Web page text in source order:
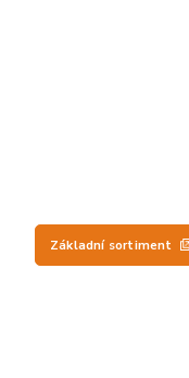
Základní sortiment